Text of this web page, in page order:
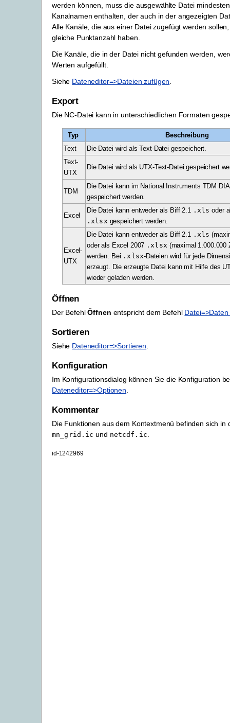
werden können, muss die ausgewählte Datei
Kanalnamen enthalten, der auch in der angezeigten
Alle Kanäle, die aus einer Datei zugefügt werden
gleiche Punktanzahl haben.
Die Kanäle, die in der Datei nicht gefunden werden,
Werten aufgefüllt.
Siehe Dateneditor=>Dateien zufügen
Export
Die NC-Datei kann in unterschiedlichen Formaten
Typ
Beschreibung
Text
Die Datei wird als Text-Datei gespeichert.
Text-
UTX
Die Datei wird als UTX-Text-Datei gespeichert
TDM
Die Datei kann im National Instruments TDM
gespeichert werden.
Excel
Die Datei kann entweder als Biff 2.1 .xls oder
.xlsx gespeichert werden.
Excel-
UTX
Die Datei kann entweder als Biff 2.1 .xls
oder als Excel 2007 .xlsx (maximal 1.000.000
werden. Bei .xlsx-Dateien wird für jede
erzeugt. Die erzeugte Datei kann mit Hilfe des
wieder geladen werden.
Öffnen
Der BefehlÖffnen entspricht dem Befehl
Sortieren
Siehe Dateneditor=>Sortieren
Konfiguration
Im Konfigurationsdialog können Sie die Konfiguration
Dateneditor=>Optionen
Kommentar
Die Funktionen aus dem Kontextmenü befinden sich in
mn_grid.ic und netcdf.ic
id-1242969